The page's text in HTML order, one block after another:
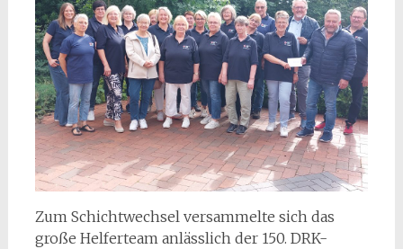
Zum Schichtwechsel versammelte sich das
große Helferteam anlässlich der 150. DRK-